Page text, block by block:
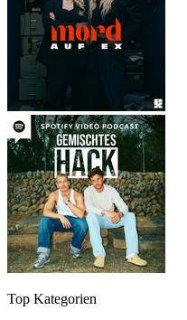
Top Kategorien